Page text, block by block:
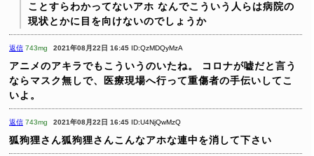
ことすらわかってないアホ なんでこういう人らは病院の
現状とかに目を向けないのでしょうか
返信 743mg 2021年08月22日 16:45 ID:QzMDQyMzA
アニメのアキラでもこういうのいたね。
コロナが嘘だと言う
ならマスク無しで、医療現場へ行って重傷者の手伝いしてこ
いよ。
返信 743mg 2021年08月22日 16:45 ID:U4NjQwMzQ
狐狗狸さん狐狗狸さんこんなアホな連中を消して下さい